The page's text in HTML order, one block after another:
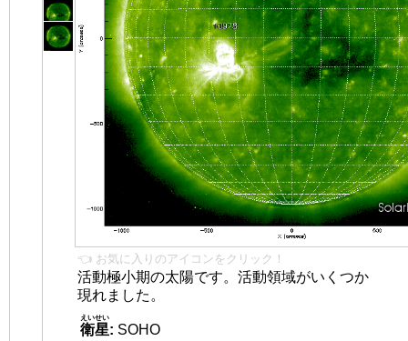
👈 お気に入りのアイコンをクリック！
活動極小期の太陽です。活動領域がいくつか
現れました。
衛星
えいせい
: SOHO